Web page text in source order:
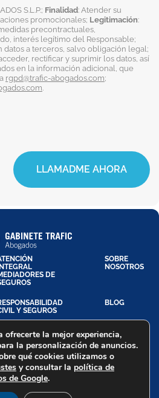
S.L.P.; Finalidad: Atender su
promocionales; Legitimación:
precontractuales,
interés legítimo del Responsable;
datos a terceros, salvo obligación legal;
rectificar y suprimir los datos, así
en la información adicional, que
rgpd@trafic-abogados.com;
LLAMADME AHORA
DE
SOBRE
NOSOTROS
Y SEGUROS
BLOG
Privacidad
Política de Cookies
de Accesibilidad
ofrecerte la mejor experiencia,
la personalización de anuncios.
qué cookies utilizamos o
y consultar la política de
de Google.